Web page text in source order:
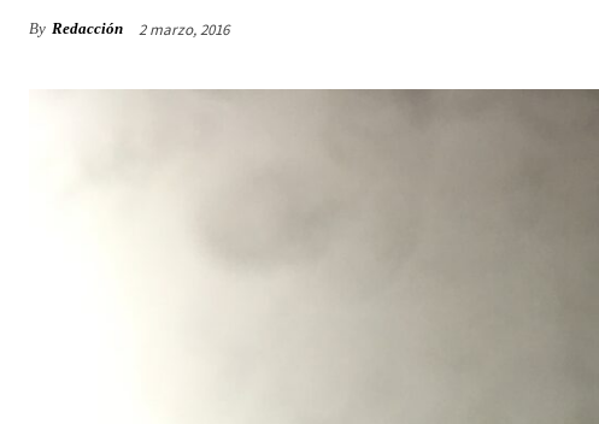
By Redacción 2 marzo, 2016